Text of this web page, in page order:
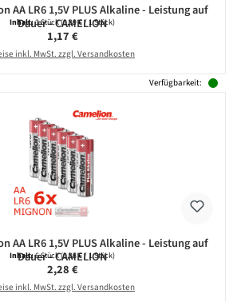
AA LR6 1,5V PLUS Alkaline - Leistung auf
Dauer - CAMELION
Inhalt:3 Stück(0,39 € / 1 Stück)
Regulärer Preis:
1,17 €
inkl. MwSt. zzgl. Versandkosten
Verfügbarkeit:
AA LR6 1,5V PLUS Alkaline - Leistung auf
Dauer - CAMELION
Inhalt:6 Stück(0,38 € / 1 Stück)
Regulärer Preis:
2,28 €
inkl. MwSt. zzgl. Versandkosten